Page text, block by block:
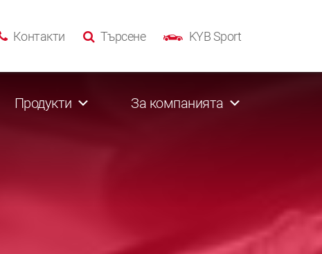
KYB Sport
Търсене
Контакти
Продукти За компанията